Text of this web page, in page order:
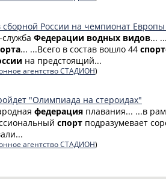
сборной России на чемпионат
Федерации водных видов...
... ...Всего в состав вошло 44
на предстоящий...
агентство СТАДИОН)
"Олимпиада на стероидах"
федерация плавания... ...в
спорт подразумевает
агентство СТАДИОН)